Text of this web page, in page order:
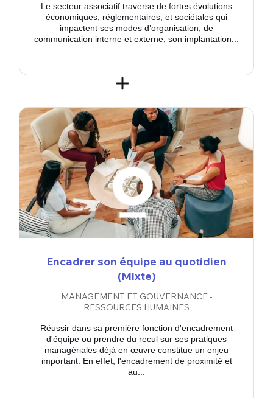
Le secteur associatif traverse de fortes évolutions
économiques, réglementaires, et sociétales qui
impactent ses modes d’organisation, de
communication interne et externe, son implantation...
Encadrer son équipe au quotidien
(Mixte)
MANAGEMENT ET GOUVERNANCE -
RESSOURCES HUMAINES
Réussir dans sa première fonction d'encadrement
d'équipe ou prendre du recul sur ses pratiques
managériales déjà en œuvre constitue un enjeu
important. En effet, l'encadrement de proximité et
au...